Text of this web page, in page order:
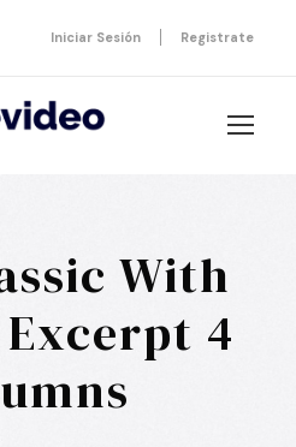
Iniciar Sesión Registrate
With
4